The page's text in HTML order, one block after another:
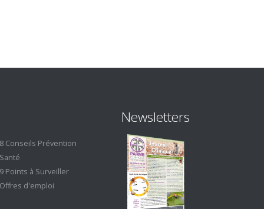
8 Conseils Prévention
Santé
9 Points à Surveiller
Offres d'emploi
Newsletters